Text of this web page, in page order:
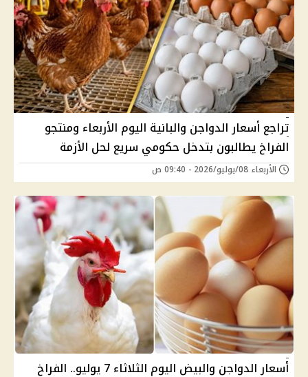
تراجع أسعار الدواجن والبانية اليوم الأربعاء ومنتجو
الفراخ يطالبون بتدخل حكومي سريع لحل الأزمة
الأربعاء 08/يوليو/2026 - 09:40 ص
أسعار الدواجن والبيض اليوم الثلاثاء 7 يوليو.. الفراخ